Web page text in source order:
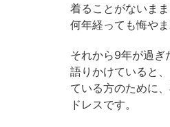
着ることがないま
何年経っても悔やま
それから9年が過ぎ
語りかけていると
ている方のために
ドレスです。